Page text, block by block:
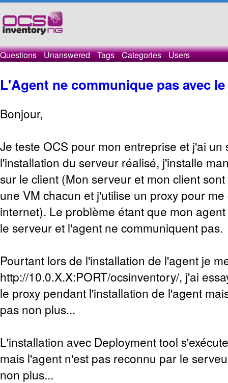
Questions Unanswered Tags Categories Users
L'Agent ne communique pas avec
Bonjour,
Je teste OCS pour mon entreprise et j'ai un
l'installation du serveur réalisé, j'installe
sur le client (Mon serveur et mon client
une VM chacun et j'utilise un proxy pour
internet). Le problème étant que mon
le serveur et l'agent ne communiquent pas.
Pourtant lors de l'installation de l'agent je
http://10.0.X.X:PORT/ocsinventory/, j'ai
le proxy pendant l'installation de l'agent
pas non plus...
L'installation avec Deployment tool
mais l'agent n'est pas reconnu par le
non plus...